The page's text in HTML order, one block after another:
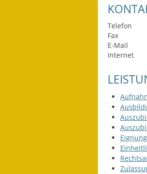
Telefon
Fax
E-Mail
Internet